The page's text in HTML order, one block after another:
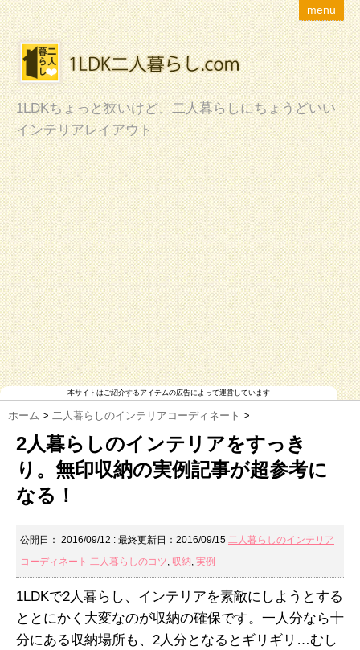
menu
1LDKちょっと狭いけど、二人暮らしにちょうどいい
インテリアレイアウト
本サイトはご紹介するアイテムの広告によって運営しています
ホーム > 二人暮らしのインテリアコーディネート >
2人暮らしのインテリアをすっき
り。無印収納の実例記事が超参考に
なる！
公開日： 2016/09/12 : 最終更新日：2016/09/15 二人暮らしのインテリア
コーディネート 二人暮らしのコツ, 収納, 実例
1LDKで2人暮らし、インテリアを素敵にしようとする
ととにかく大変なのが収納の確保です。一人分なら十
分にある収納場所も、2人分となるとギリギリ…むし